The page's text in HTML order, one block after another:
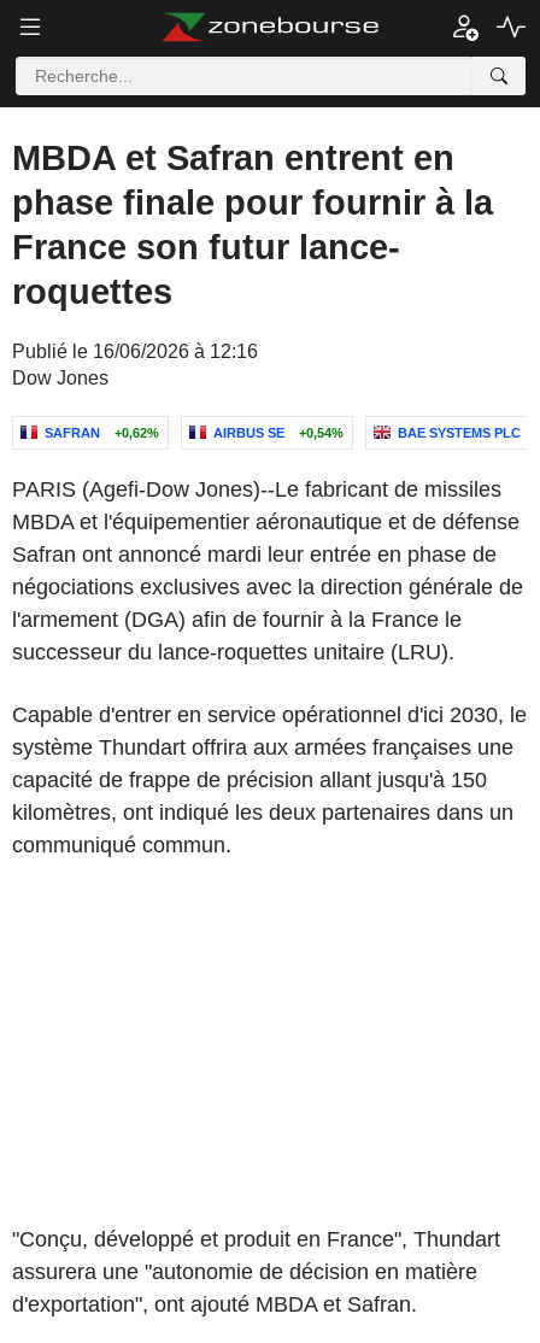
MBDA et Safran entrent en
phase finale pour fournir à la
France son futur lance-
roquettes
Publié le 16/06/2026 à 12:16
Dow Jones
SAFRAN +0,62% AIRBUS SE +0,54% BAE SYSTEMS PLC
PARIS (Agefi-Dow Jones)--Le fabricant de missiles
MBDA et l'équipementier aéronautique et de défense
Safran ont annoncé mardi leur entrée en phase de
négociations exclusives avec la direction générale de
l'armement (DGA) afin de fournir à la France le
successeur du lance-roquettes unitaire (LRU).
Capable d'entrer en service opérationnel d'ici 2030, le
système Thundart offrira aux armées françaises une
capacité de frappe de précision allant jusqu'à 150
kilomètres, ont indiqué les deux partenaires dans un
communiqué commun.
"Conçu, développé et produit en France", Thundart
assurera une "autonomie de décision en matière
d'exportation", ont ajouté MBDA et Safran.